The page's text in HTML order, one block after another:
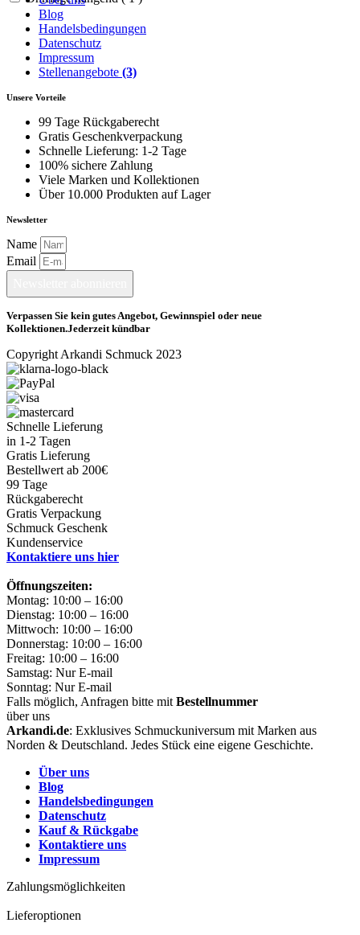
Blog
Handelsbedingungen
Datenschutz
Impressum
Stellenangebote (3)
Unsere Vorteile
99 Tage Rückgaberecht
Gratis Geschenkverpackung
Schnelle Lieferung: 1-2 Tage
100% sichere Zahlung
Viele Marken und Kollektionen
Über 10.000 Produkten auf Lager
Newsletter
Name
Email
Verpassen Sie kein gutes Angebot, Gewinnspiel oder neue
Kollektionen.Jederzeit kündbar
Copyright Arkandi Schmuck 2023
Schnelle Lieferung
in 1-2 Tagen
Gratis Lieferung
Bestellwert ab 200€
99 Tage
Rückgaberecht
Gratis Verpackung
Schmuck Geschenk
Kundenservice
Kontaktiere uns hier
Öffnungszeiten:
Montag: 10:00 – 16:00
Dienstag: 10:00 – 16:00
Mittwoch: 10:00 – 16:00
Donnerstag: 10:00 – 16:00
Freitag: 10:00 – 16:00
Samstag: Nur E-mail
Sonntag: Nur E-mail
Falls möglich, Anfragen bitte mit Bestellnummer
über uns
Arkandi.de: Exklusives Schmuckuniversum mit Marken aus
Norden & Deutschland. Jedes Stück eine eigene Geschichte.
Über uns
Blog
Handelsbedingungen
Datenschutz
Kauf & Rückgabe
Kontaktiere uns
Impressum
Zahlungsmöglichkeiten
Lieferoptionen